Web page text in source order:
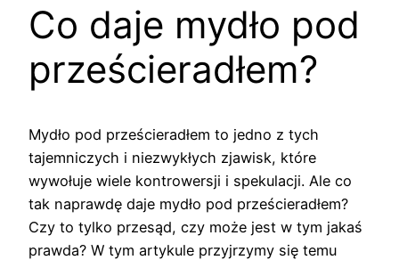
Co daje mydło pod
prześcieradłem?
Mydło pod prześcieradłem to jedno z tych
tajemniczych i niezwykłych zjawisk, które
wywołuje wiele kontrowersji i spekulacji. Ale co
tak naprawdę daje mydło pod prześcieradłem?
Czy to tylko przesąd, czy może jest w tym jakaś
prawda? W tym artykule przyjrzymy się temu